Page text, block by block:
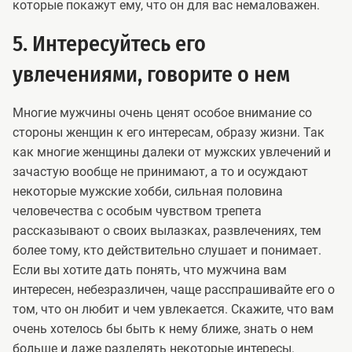
которые покажут ему, что он для вас немаловажен.
5. Интересуйтесь его
увлечениями, говорите о нем
Многие мужчины очень ценят особое внимание со
стороны женщин к его интересам, образу жизни. Так
как многие женщины далеки от мужских увлечений и
зачастую вообще не принимают, а то и осуждают
некоторые мужские хобби, сильная половина
человечества с особым чувством трепета
рассказывают о своих вылазках, развлечениях, тем
более тому, кто действительно слушает и понимает.
Если вы хотите дать понять, что мужчина вам
интересен, небезразличен, чаще расспрашивайте его о
том, что он любит и чем увлекается. Скажите, что вам
очень хотелось бы быть к нему ближе, знать о нем
больше и даже разделять некоторые интересы.